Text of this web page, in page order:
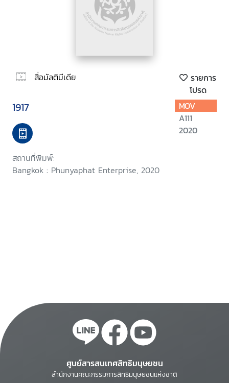
สื่อมัลติมีเดีย
รายการ
โปรด
1917
สถานที่พิมพ์:
Bangkok : Phunyaphat Enterprise, 2020
MOV
A111
2020
ศูนย์สารสนเทศสิทธิมนุษยชน
สำนักงานคณะกรรมการสิทธิมนุษยชนแห่งชาติ